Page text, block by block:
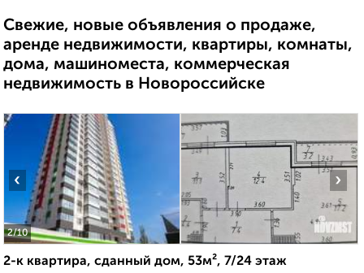
Свежие, новые объявления о продаже,
аренде недвижимости, квартиры, комнаты,
дома, машиноместа, коммерческая
недвижимость в Новороссийске
2/10
‹ ›
2-к квартира, сданный дом, 53м², 7/24 этаж